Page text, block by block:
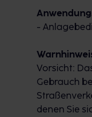
Frühzeitig
Mit
mit der
Haare an
-
Vorsicht:
Gebrauch
denen Sie